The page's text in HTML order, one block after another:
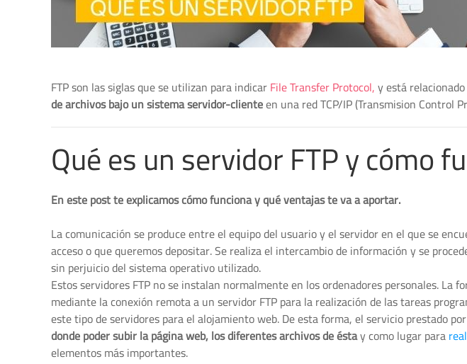
FTP son las siglas que se utilizan para indicarFile Transfer Protocol,y está
de archivos bajo un sistema servidor-clienteen una red TCP/IP (Transmision Control
Qué es un servidor FTP y cómo
En este post te explicamos cómo funciona y qué ventajas te va a aportar.
La comunicación se produce entre el equipo del usuario y el servidor en el que se
acceso o que queremos depositar. Se realiza el intercambio de información y se
sin perjuicio del sistema operativo utilizado.
Estos servidores FTP no se instalan normalmente en los ordenadores personales. La
mediante la conexión remota a un servidor FTP para la realización de las tareas
este tipo de servidores para el alojamiento web. De esta forma, el servicio prestado por
donde poder subir la página web, los diferentes archivos de éstay como lugar para
elementos más importantes.